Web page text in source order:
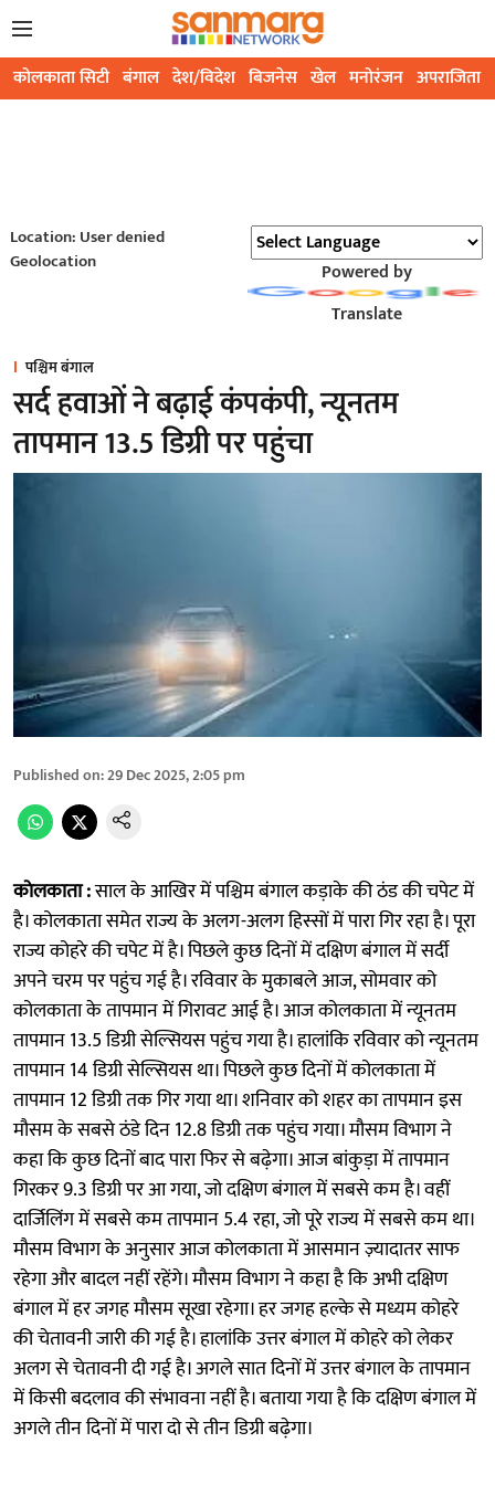
कोलकाता सिटी बंगाल देश/विदेश बिजनेस खेल मनोरंजन अपराजिता
Location: User denied
Geolocation
Powered by
Translate
पश्चिम बंगाल
सर्द हवाओं ने बढ़ाई कंपकंपी, न्यूनतम
तापमान 13.5 डिग्री पर पहुंचा
Published on:29 Dec 2025, 2:05 pm
काेलकाता :साल के आखिर में पश्चिम बंगाल कड़ाके की ठंड की चपेट में
है। कोलकाता समेत राज्य के अलग-अलग हिस्सों में पारा गिर रहा है। पूरा
राज्य कोहरे की चपेट में है। पिछले कुछ दिनों में दक्षिण बंगाल में सर्दी
अपने चरम पर पहुंच गई है। रविवार के मुकाबले आज, सोमवार को
कोलकाता के तापमान में गिरावट आई है। आज कोलकाता में न्यूनतम
तापमान 13.5 डिग्री सेल्सियस पहुंच गया है। हालांकि रविवार को न्यूनतम
तापमान 14 डिग्री सेल्सियस था। पिछले कुछ दिनों में कोलकाता में
तापमान 12 डिग्री तक गिर गया था। शनिवार को शहर का तापमान इस
मौसम के सबसे ठंडे दिन 12.8 डिग्री तक पहुंच गया। मौसम विभाग ने
कहा कि कुछ दिनों बाद पारा फिर से बढ़ेगा। आज बांकुड़ा में तापमान
गिरकर 9.3 डिग्री पर आ गया, जो दक्षिण बंगाल में सबसे कम है। वहीं
दार्जिलिंग में सबसे कम तापमान 5.4 रहा, जो पूरे राज्य में सबसे कम था।
मौसम विभाग के अनुसार आज कोलकाता में आसमान ज़्यादातर साफ
रहेगा और बादल नहीं रहेंगे। मौसम विभाग ने कहा है कि अभी दक्षिण
बंगाल में हर जगह मौसम सूखा रहेगा। हर जगह हल्के से मध्यम कोहरे
की चेतावनी जारी की गई है। हालांकि उत्तर बंगाल में कोहरे को लेकर
अलग से चेतावनी दी गई है। अगले सात दिनों में उत्तर बंगाल के तापमान
में किसी बदलाव की संभावना नहीं है। बताया गया है कि दक्षिण बंगाल में
अगले तीन दिनों में पारा दो से तीन डिग्री बढ़ेगा।